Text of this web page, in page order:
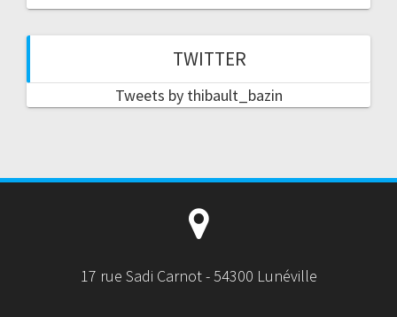
TWITTER
Tweets by thibault_bazin
17 rue Sadi Carnot - 54300 Lunéville